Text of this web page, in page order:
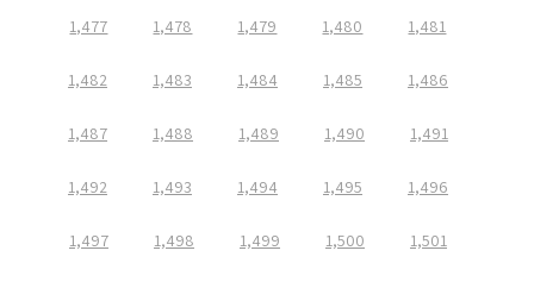
1,477 1,478 1,479 1,480 1,481
1,482 1,483 1,484 1,485 1,486
1,487 1,488 1,489 1,490 1,491
1,492 1,493 1,494 1,495 1,496
1,497 1,498 1,499 1,500 1,501